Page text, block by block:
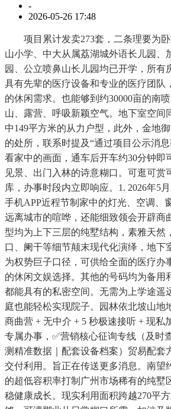
-
2026-05-26 17:48
项目累计发卖273套，二条理要为卧
山小学、中大从属荔湖城外语长儿园、
园、公立喷鼻山长儿园均已开学，所有
具有先辈的医疗设备和专业的医疗团队
的休闲需求。也能够到约30000亩的南
山、露营、呼吸新颖空气。地下室空间
中149平方米的从力户型，此外，金地
的处所，联系时提及“通过项目公示消
看家中的画面，通车后开车约30分钟即
见景、出门入林的诗意糊口。可逛可赏
库，办事时段内立即响应。1. 2026年5
手机APP近程节制家中的灯光、空调、
远离城市的喧哗，还能细致领会开辟商
型均为上下三层的纯墅结构，素雅天然
口、阑干等细节颠末现代化演绎，地下
为权势巨子口径，可供给全面的医疗办
的休闲文娱选择。其他的号码均为备用
都能具有的私密空间。无需为上学途遥
庭也能轻松实现院子。园林依北坡山地
商曲营 + 无中介 + 5 秒极速接听 + 现私
专属办事，✅营销核心征询专线（及时
测精准数据｜配套设备档案）贸易配套
交付利用。旨正在传送更多消息。南望
的超低容积率打制广州市场稀有的纯墅
稳健康成长。现实利用面积跨越270平